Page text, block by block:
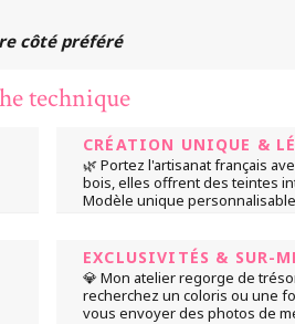
côté préféré
technique
CRÉATION UNIQUE &
🌿 Portez l'artisanat français
bois, elles offrent des teintes
Modèle unique
EXCLUSIVITÉS & SUR-
💎 Mon atelier regorge de
recherchez un coloris ou une
vous envoyer des photos de